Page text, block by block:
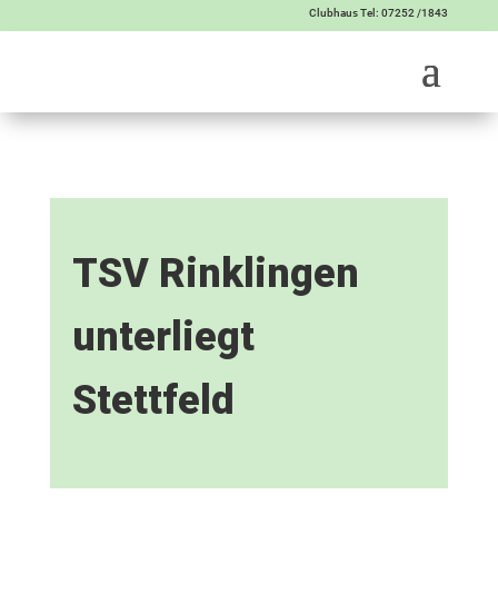
Clubhaus Tel: 07252 /1843
TSV Rinklingen
unterliegt
Stettfeld